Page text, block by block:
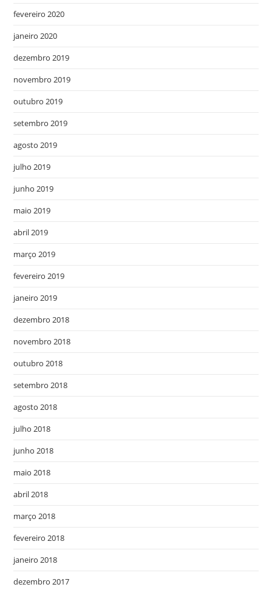
fevereiro 2020
janeiro 2020
dezembro 2019
novembro 2019
outubro 2019
setembro 2019
agosto 2019
julho 2019
junho 2019
maio 2019
abril 2019
março 2019
fevereiro 2019
janeiro 2019
dezembro 2018
novembro 2018
outubro 2018
setembro 2018
agosto 2018
julho 2018
junho 2018
maio 2018
abril 2018
março 2018
fevereiro 2018
janeiro 2018
dezembro 2017